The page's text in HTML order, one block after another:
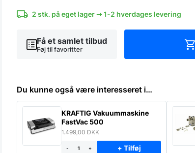
antal2 stk. på eget lager ➞ 1-2 hverdages levering
Få et samlet tilbud
Føj til favoritter
Du kunne også være interesseret i…
KRAFTIG Vakuummaskine
FastVac 500
1.499,00 DKK
- + + Tilføj